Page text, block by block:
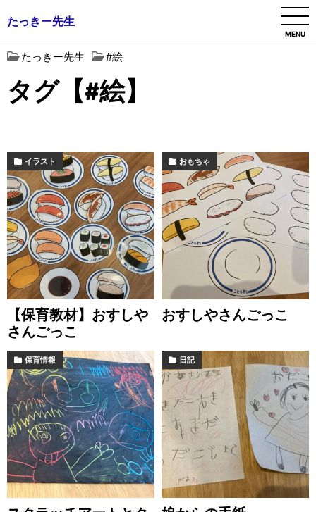
たっきー先生
MENU
たっきー先生 #絵
タグ【#絵】
イラスト
【保育教材】おすしや
さんごっこ
おもちゃ
おすしやさんごっこ
保育情報 日記